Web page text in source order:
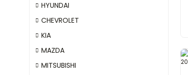
HYUNDAI
CHEVROLET
KIA
MAZDA
MITSUBISHI